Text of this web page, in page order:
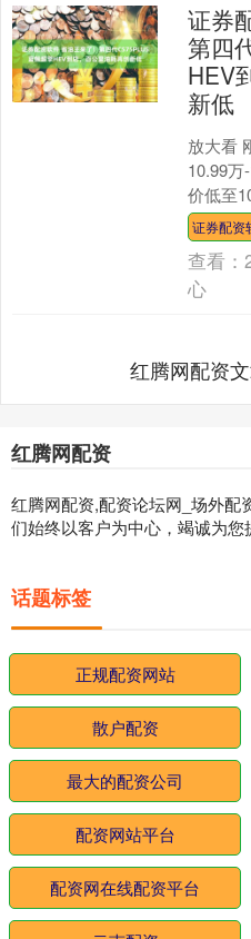
证券
第四
HEV
新低
放大看
10.99万
价低至
长安最
证券配资
查看：
心
红腾网配资
红腾网配资
红腾网配资,配资论坛网_场外配
们始终以客户为中心，竭诚为您
话题标签
正规配资网站
散户配资
最大的配资公司
配资网站平台
配资网在线配资平台